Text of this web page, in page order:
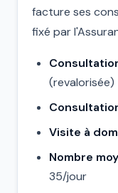
facture ses
fixé par
(revalorisée)
Visite à
Nombre
35/jour